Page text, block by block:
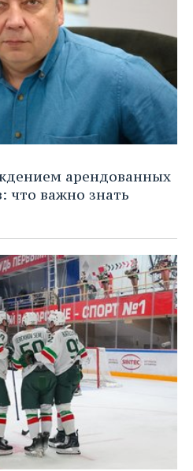
арендованных
что важно знать